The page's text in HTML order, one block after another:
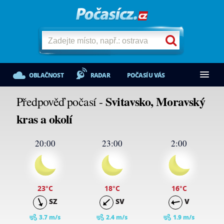
OBLAČNOST RADAR POČASÍ U VÁS
Předpověď počasí -Svitavsko, Moravský
kras a okolí
20:00
23°C
SZ
3.7 m/s
23:00
18°C
SV
2.4 m/s
2:00
16°C
V
1.9 m/s